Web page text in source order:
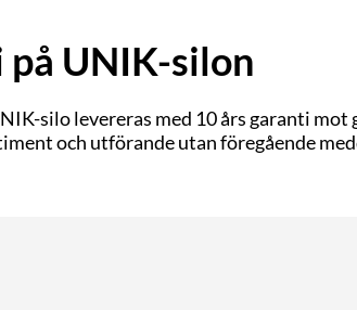
på UNIK-silon
silo levereras med 10 års garanti
och utförande utan föregående